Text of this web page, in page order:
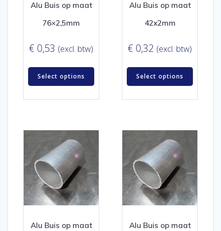
Alu Buis op maat
76×2,5mm
€ 0,53 (excl. btw)
Select options
Alu Buis op maat
42x2mm
€ 0,32 (excl. btw)
Select options
Alu Buis op maat
Alu Buis op maat